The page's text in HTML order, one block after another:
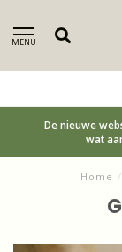
MENU
De nieuwe
wat
Home /